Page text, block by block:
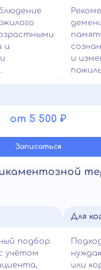
и
и
от 5 500 ₽
Записатьcя
подбор
учётом
Для
или